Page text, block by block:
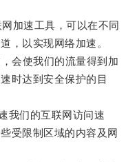
加速工具，可以在不同
，以实现网络加速。
会使我们的流量得到加
时达到安全保护的目
们的互联网访问速
受限制区域的内容及网